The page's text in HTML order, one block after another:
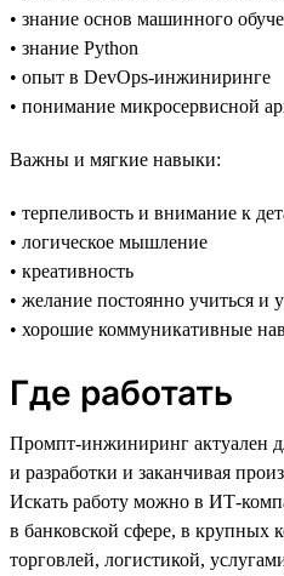
• знание основ машинного
• знание Python
• опыт в DevOps-инжиниринге
• понимание микросервисной
Важны и мягкие навыки:
• терпеливость и внимание к
• логическое мышление
• креативность
• желание постоянно учиться и
• хорошие коммуникативные
Где работать
Промпт-инжиниринг актуален
и разработки и заканчивая
Искать работу можно в ИТ-
в банковской сфере, в крупных
торговлей, логистикой,